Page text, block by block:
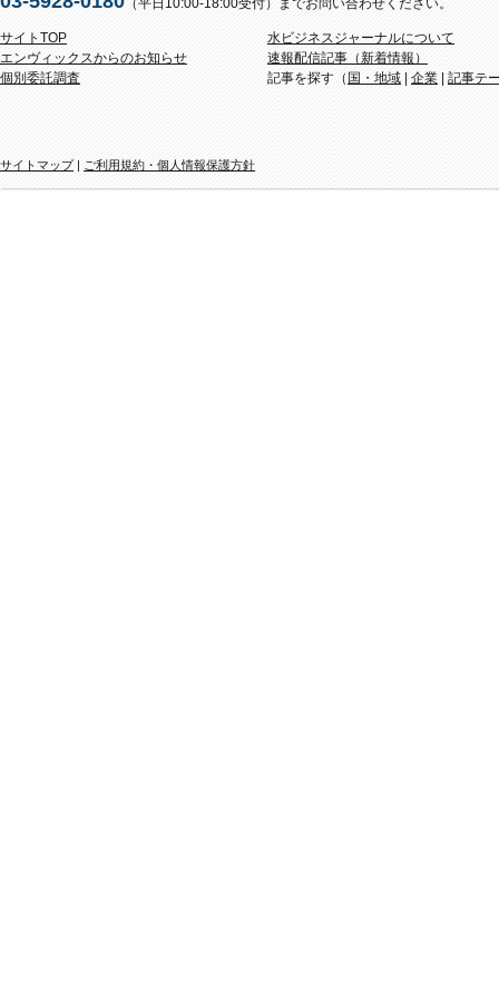
サイトTOP
エンヴィックスからのお知らせ
個別委託調査
水ビジネスジャーナルについて
速報配信記事（新着情報）
記事を探す（ 国・地域 | 企業 | 記事テ
サイトマップ| ご利用規約・個人情報保護方針